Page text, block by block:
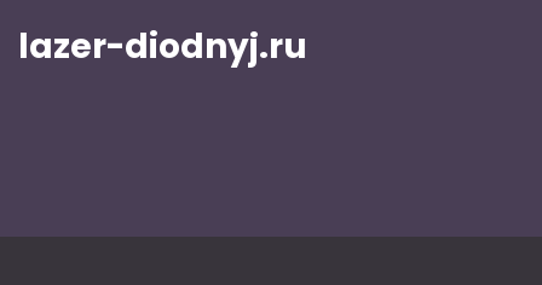
lazer-diodnyj.ru